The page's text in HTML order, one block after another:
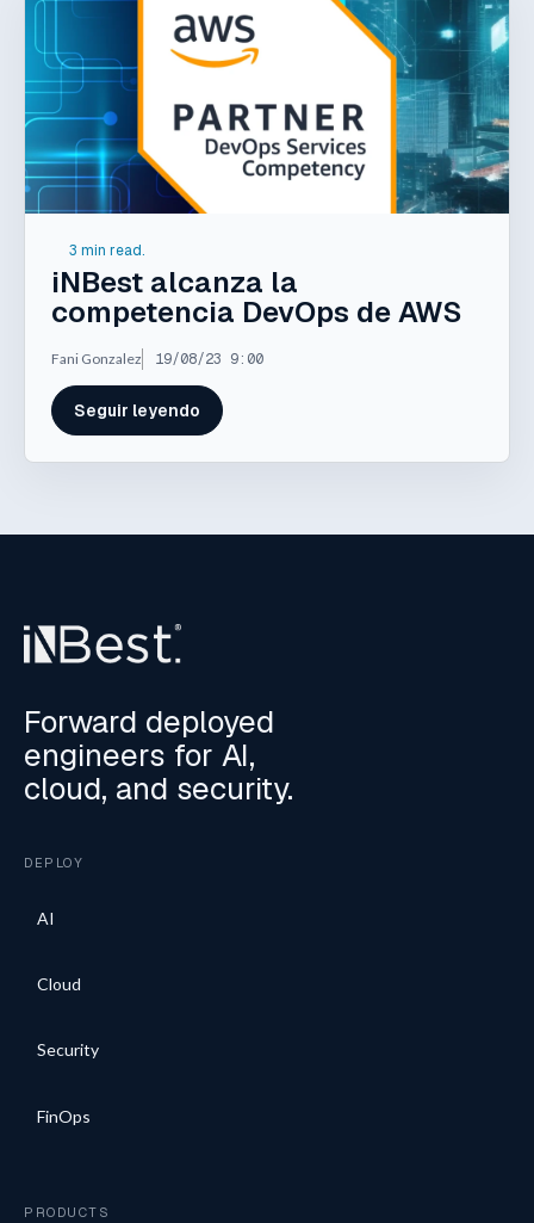
3 min read.
iNBest alcanza la
competencia DevOps de AWS
Fani Gonzalez 19/08/23 9:00
Seguir leyendo
Forward deployed
engineers for AI,
cloud, and security.
DEPLOY
AI
Cloud
Security
FinOps
PRODUCTS